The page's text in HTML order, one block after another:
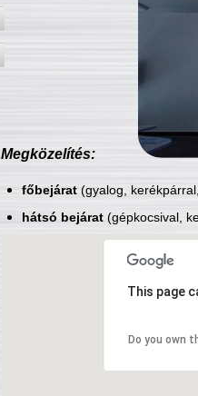
Megközelítés:
főbejárat(gyalog,
hátsó bejárat(gépkocsival,
This page
Do you own